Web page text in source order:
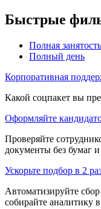
Быстрые
Полная занятость
Полный день
Корпоративная
Какой соцпакет вы
Оформляйте
Проверяйте
документы без бумаг
Ускорьте подбор в 2
Автоматизируйте
собирайте аналитику